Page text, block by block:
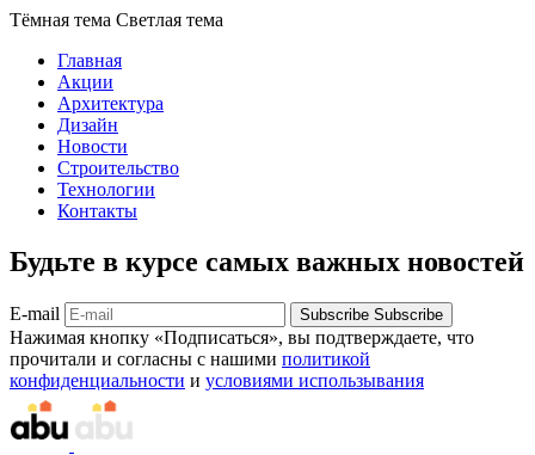
Тёмная тема Светлая тема
Главная
Акции
Архитектура
Дизайн
Новости
Строительство
Технологии
Контакты
Будьте в курсе самых важных новостей
E-mail Subscribe Subscribe
Нажимая кнопку «Подписаться», вы подтверждаете, что
прочитали и согласны с нашими политикой
конфиденциальности и условиями использывания